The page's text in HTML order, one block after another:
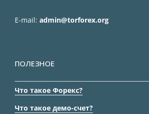
E-mail: admin@torforex.org
ПОЛЕЗНОЕ
Что такое Форекс?
Что такое демо-счет?